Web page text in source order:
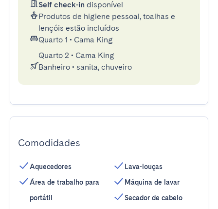
Self check-in disponível
Produtos de higiene pessoal, toalhas e
lençóis estão incluídos
Quarto 1 • Cama King
Quarto 2 • Cama King
Banheiro • sanita, chuveiro
Comodidades
Aquecedores
Área de trabalho para
portátil
Lava-louças
Máquina de lavar
Secador de cabelo